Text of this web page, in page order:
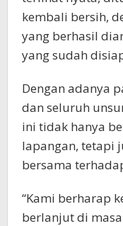
kembali bersih,
yang berhasil
yang sudah
Dengan adanya
dan seluruh
ini tidak hanya
lapangan, tetapi
bersama
“Kami berharap
berlanjut di